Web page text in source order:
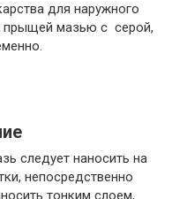
для наружного
прыщей мазью с серой,
следует наносить на
непосредственно
тонким слоем,